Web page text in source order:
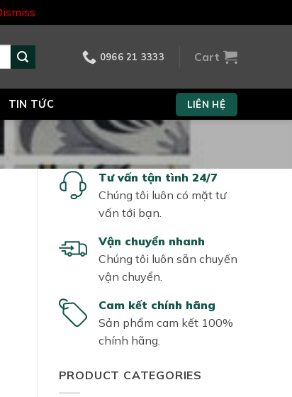
0966 21 3333 Cart
TIN TỨC LIÊN HỆ
Tư vấn tận tình 24/7
Chúng tôi luôn có mặt tư
vấn tới bạn.
Vận chuyển nhanh
Chúng tôi luôn sẵn chuyến
vận chuyển.
Cam kết chính hãng
Sản phẩm cam kết 100%
chính hãng.
PRODUCT CATEGORIES